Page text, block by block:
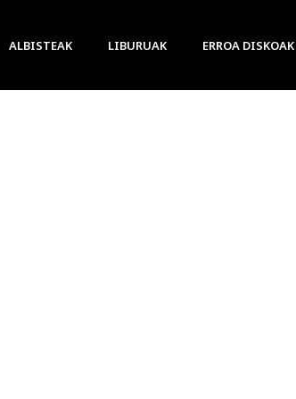
ALBISTEAK LIBURUAK ERROA DISKOAK